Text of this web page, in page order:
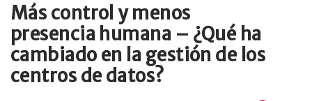
Más control y menos
presencia humana – ¿Qué ha
cambiado en la gestión de los
centros de datos?